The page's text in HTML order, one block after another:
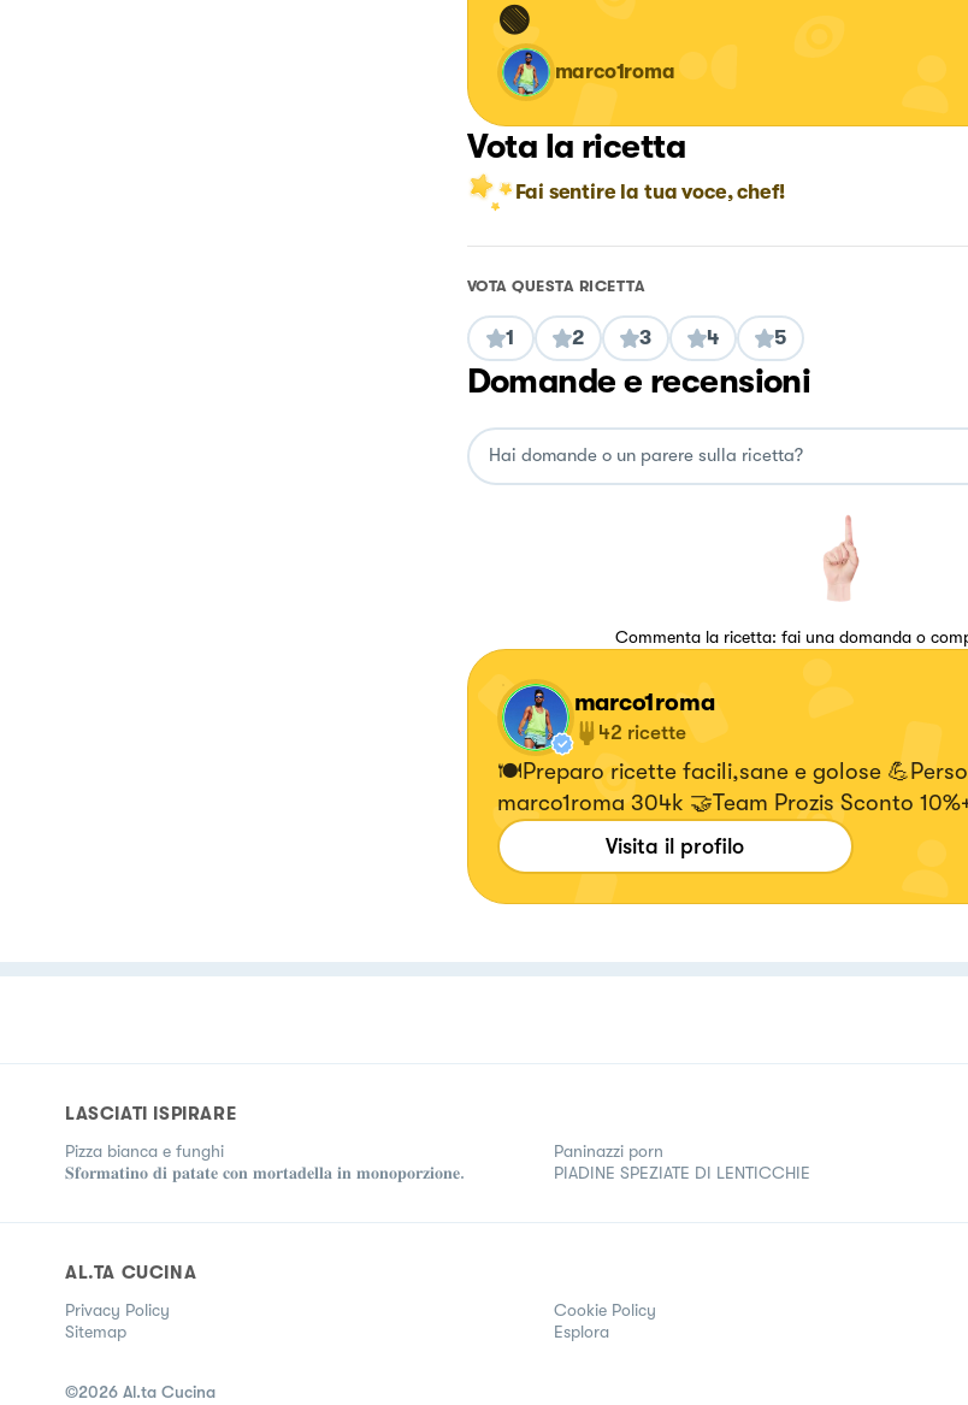
🟢
marco1roma
Vota la ricetta
Fai sentire la tua voce, chef!
VOTA QUESTA RICETTA
1 2 3 4 5
Domande e recensioni
Commenta la ricetta: fai una domanda o
marco1roma
42 ricette
🍽Preparo ricette facili,sane e golose
marco1roma 304k 🤝Team Prozis Sconto
Visita il profilo
LASCIATI ISPIRARE
Pizza bianca e funghi
𝐒𝐟𝐨𝐫𝐦𝐚𝐭𝐢𝐧𝐨 𝐝𝐢 𝐩𝐚𝐭𝐚𝐭𝐞 𝐜𝐨𝐧 𝐦𝐨𝐫𝐭𝐚𝐝𝐞𝐥𝐥𝐚 𝐢𝐧 𝐦𝐨𝐧𝐨𝐩𝐨𝐫𝐳𝐢𝐨𝐧𝐞.
Paninazzi porn
PIADINE SPEZIATE DI LENTICCHIE
AL.TA CUCINA
Privacy Policy Cookie Policy
Sitemap
Esplora
©2026 Al.ta Cucina